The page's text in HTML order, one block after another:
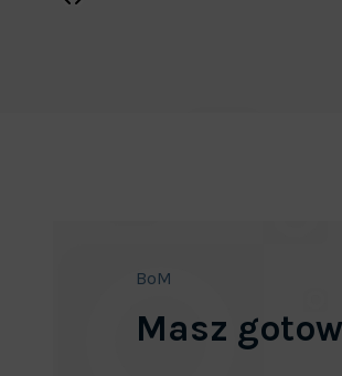
BoM
Masz